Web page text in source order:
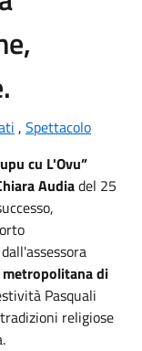
, Spettacolo
cu L'Ovu”
Audiadel 25
di
Pasquali
religiose